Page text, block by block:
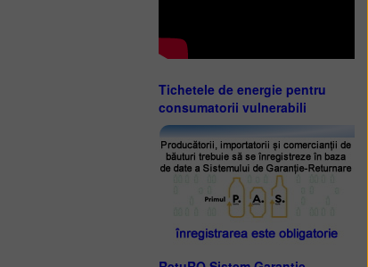
Tichetele de energie pentru
consumatorii vulnerabili